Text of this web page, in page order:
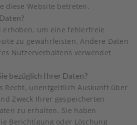
diese Website betreten.
erhoben, um eine fehlerfreie
zu gewährleisten. Andere Daten
Nutzerverhaltens verwendet
bezüglich Ihrer Daten?
Recht, unentgeltlich Auskunft über
Zweck Ihrer gespeicherten
zu erhalten. Sie haben
Berichtigung oder Löschung